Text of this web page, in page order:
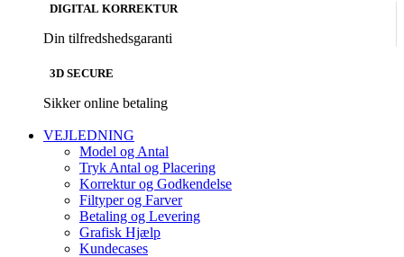
DIGITAL KORREKTUR
Din tilfredshedsgaranti
3D SECURE
Sikker online betaling
VEJLEDNING
Model og Antal
Tryk Antal og Placering
Korrektur og Godkendelse
Filtyper og Farver
Betaling og Levering
Grafisk Hjælp
Kundecases